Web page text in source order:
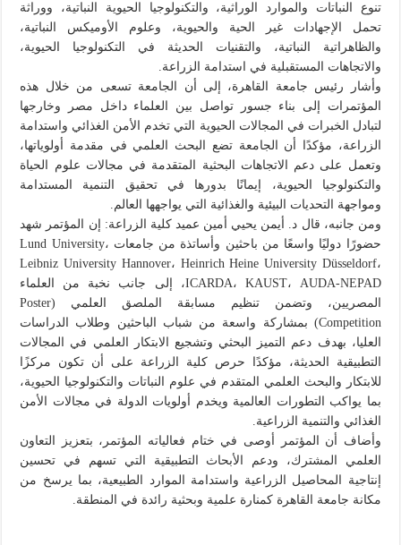
تنوع النباتات والموارد الوراثية، والتكنولوجيا الحيوية النباتية، ووراثة
تحمل الإجهادات غير الحية والحيوية، وعلوم الأوميكس النباتية،
والظاهراتية النباتية، والتقنيات الحديثة في التكنولوجيا الحيوية،
والاتجاهات المستقبلية في استدامة الزراعة.
وأشار رئيس جامعة القاهرة، إلى أن الجامعة تسعى من خلال هذه
المؤتمرات إلى بناء جسور تواصل بين العلماء داخل مصر وخارجها
لتبادل الخبرات في المجالات الحيوية التي تخدم الأمن الغذائي واستدامة
الزراعة، مؤكدًا أن الجامعة تضع البحث العلمي في مقدمة أولوياتها،
وتعمل على دعم الاتجاهات البحثية المتقدمة في مجالات علوم الحياة
والتكنولوجيا الحيوية، إيمانًا بدورها في تحقيق التنمية المستدامة
ومواجهة التحديات البيئية والغذائية التي يواجهها العالم.
ومن جانبه، قال د. أيمن يحيي أمين عميد كلية الزراعة: إن المؤتمر شهد
حضورًا دوليًا واسعًا من باحثين وأساتذة من جامعات Lund University،
Leibniz University Hannover، Heinrich Heine University Düsseldorf،
ICARDA، KAUST، AUDA-NEPAD، إلى جانب نخبة من العلماء
المصريين، وتضمن تنظيم مسابقة الملصق العلمي (Poster
Competition) بمشاركة واسعة من شباب الباحثين وطلاب الدراسات
العليا، بهدف دعم التميز البحثي وتشجيع الابتكار العلمي في المجالات
التطبيقية الحديثة، مؤكدًا حرص كلية الزراعة على أن تكون مركزًا
للابتكار والبحث العلمي المتقدم في علوم النباتات والتكنولوجيا الحيوية،
بما يواكب التطورات العالمية ويخدم أولويات الدولة في مجالات الأمن
الغذائي والتنمية الزراعية.
وأضاف أن المؤتمر أوصى في ختام فعالياته المؤتمر، بتعزيز التعاون
العلمي المشترك، ودعم الأبحاث التطبيقية التي تسهم في تحسين
إنتاجية المحاصيل الزراعية واستدامة الموارد الطبيعية، بما يرسخ من
مكانة جامعة القاهرة كمنارة علمية وبحثية رائدة في المنطقة.